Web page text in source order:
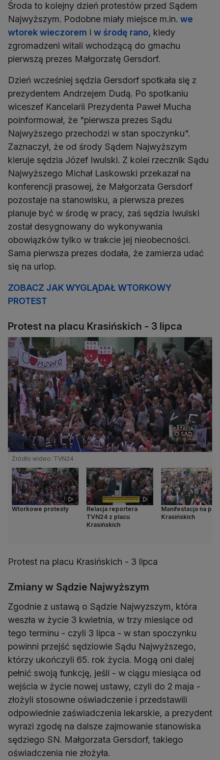
Środa to kolejny dzień protestów przed Sądem
Najwyższym. Podobne miały miejsce m.in. we
wtorek wieczorem i w środę rano, kiedy
zgromadzeni witali wchodzącą do gmachu
pierwszą prezes Małgorzatę Gersdorf.
Dzień wcześniej sędzia Gersdorf spotkała się z
prezydentem Andrzejem Dudą. Po spotkaniu
wiceszef Kancelarii Prezydenta Paweł Mucha
poinformował, że "pierwsza prezes Sądu
Najwyższego przechodzi w stan spoczynku".
Zaznaczył, że od środy Sądem Najwyższym
kieruje sędzia Józef Iwulski. Z kolei rzecznik Sądu
Najwyższego Michał Laskowski przekazał na
konferencji prasowej, że Małgorzata Gersdorf
pozostaje na stanowisku, a pierwsza prezes
planuje być w środę w pracy, zaś sędzia Iwulski
został desygnowany do wykonywania
obowiązków tylko w trakcie jej nieobecności.
Sama pierwsza prezes dodała, że zamierza udać
się na urlop.
ZOBACZ JAK WYGLĄDAŁ WTORKOWY
PROTEST
Protest na placu Krasińskich - 3 lipca
Źródło wideo: TVN24
Wtorkowe protesty
Relacja reportera
TVN24 z placu
Krasińskich
Manifestacja na
Krasińskich
Protest na placu Krasińskich - 3 lipca
Zmiany w Sądzie Najwyższym
Zgodnie z ustawą o Sądzie Najwyzszym, która
weszła w życie 3 kwietnia, w trzy miesiące od
tego terminu - czyli 3 lipca - w stan spoczynku
powinni przejść sędziowie Sądu Najwyższego,
którzy ukończyli 65. rok życia. Mogą oni dalej
pełnić swoją funkcję, jeśli - w ciągu miesiąca od
wejścia w życie nowej ustawy, czyli do 2 maja -
złożyli stosowne oświadczenie i przedstawili
odpowiednie zaświadczenia lekarskie, a prezydent
wyrazi zgodę na dalsze zajmowanie stanowiska
sędziego SN. Małgorzata Gersdorf, takiego
oświadczenia nie złożyła.